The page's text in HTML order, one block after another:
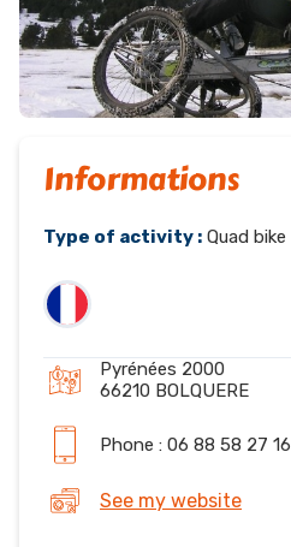
Informations
Type of activity : Quad bike
Pyrénées 2000
66210 BOLQUERE
Phone : 06 88 58 27 16
See my website